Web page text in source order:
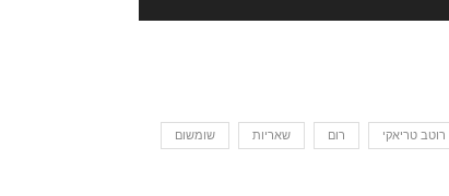
רוטב טריאקי רום שאריות שומשום